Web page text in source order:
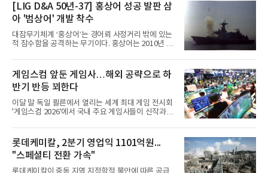
[LIG D&A 50년-37] 홍상어 성공 발판 삼
아 '범상어' 개발 착수
대잠무기체계 ‘홍상어’는 경어뢰 사정거리 밖에 있는
적 잠수함을 공격하는 무기이다. 홍상어는 2010년 넥
이뤄졌다. 이후 2012년 한국형 구축함(KDX-1) 이상
의 함정에 실전 배치됐다.그해 7월 해군은 동해상에서
성능 검증을 위해 홍상어 시험발사를 실시했다. 이때
홍상어가 목표 지점에서 입수한 후 표적을 타격하지
못하고 물속에서 멈춰버리는 예상 밖의 일이 벌어졌
다. 2차 품질확인 사격 시험에서도 만족스러운 결과를
얻지 못했다. 완벽한 신뢰성 확보를 위해 LIG넥스원은
분야를
게임스컴 앞둔 게임사…해외 공략으로 하
반기 반등 꾀한다
이달 말 독일 쾰른에서 열리는 세계 최대 게임 전시회
'게임스컴 2026'에서 국내 주요 게임사들이 신작과 글
체별로 엇갈린 가운데 하반기 신작 흥행과 해외 시장
성과가 실적을 좌우할 핵심 변수로 떠오르고 있다.8일
업계에 따르면 올해 상반기 게임업계는 기업별 성적
표가 크게 갈렸다. 대표적으로 크래프톤은 'PUBG: 배
틀그라운드'의 안정적인 성장에 힘입어 상반기 연결
롯데케미칼, 2분기 영업익 1101억원...
"스페셜티 전환 가속"